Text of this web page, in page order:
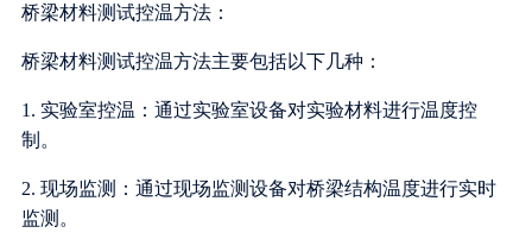
桥梁材料测试控温方法：
桥梁材料测试控温方法主要包括以下几种：
1. 实验室控温：通过实验室设备对实验材料进行温度控
制。
2. 现场监测：通过现场监测设备对桥梁结构温度进行实时
监测。